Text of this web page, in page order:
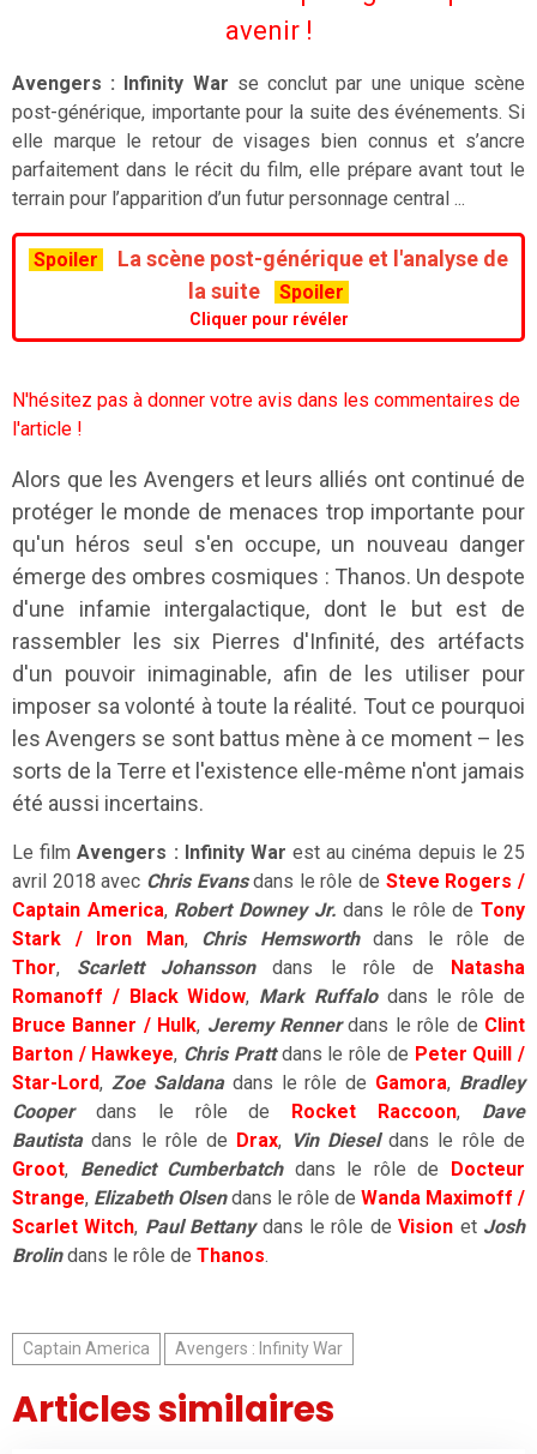
avenir !
Avengers : Infinity War se conclut par une unique scène
post-générique, importante pour la suite des événements. Si
elle marque le retour de visages bien connus et s’ancre
parfaitement dans le récit du film, elle prépare avant tout le
terrain pour l’apparition d’un futur personnage central ...
Spoiler
La scène post-générique et l'analyse de
la suite
Spoiler
Cliquer pour révéler
N'hésitez pas à donner votre avis dans les commentaires de
l'article !
Alors que les Avengers et leurs alliés ont continué de
protéger le monde de menaces trop importante pour
qu'un héros seul s'en occupe, un nouveau danger
émerge des ombres cosmiques : Thanos. Un despote
d'une infamie intergalactique, dont le but est de
rassembler les six Pierres d'Infinité, des artéfacts
d'un pouvoir inimaginable, afin de les utiliser pour
imposer sa volonté à toute la réalité. Tout ce pourquoi
les Avengers se sont battus mène à ce moment – les
sorts de la Terre et l'existence elle-même n'ont jamais
été aussi incertains.
Le filmAvengers : Infinity War est au cinéma depuis le 25
avril 2018 avec Chris Evansdans le rôle de Steve Rogers /
Captain America, Robert Downey Jr. dans le rôle deTony
Stark / Iron Man, Chris Hemsworth
dans le rôle de
Thor, Scarlett Johansson dans le rôle de
Natasha
Romanoff / Black Widow, Mark Ruffalo dans le rôle de
Bruce Banner / Hulk, Jeremy Rennerdans le rôle de Clint
Barton / Hawkeye, Chris Prattdans le rôle de Peter Quill /
Star-Lord, Zoe Saldana dans le rôle de Gamora, Bradley
Cooper dans le rôle de Rocket Raccoon, Dave
Bautistadans le rôle de Drax, Vin Dieseldans le rôle de
Groot, Benedict Cumberbatch dans le rôle de
Docteur
Strange, Elizabeth Olsendans le rôle de Wanda Maximoff /
Scarlet Witch, Paul Bettany dans le rôle deVision et Josh
Brolindans le rôle de Thanos.
Captain America Avengers : Infinity War
Articles similaires